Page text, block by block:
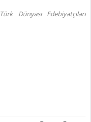
Türk Dünyası Edebiyatçıları